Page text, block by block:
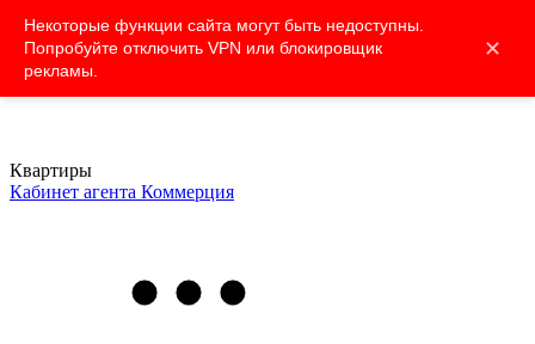
Некоторые функции сайта могут быть недоступны.
Попробуйте отключить VPN или блокировщик
рекламы.
✕
Квартиры
Кабинет агента Коммерция